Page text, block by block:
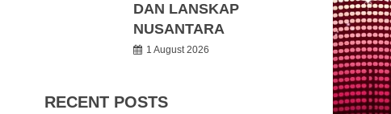
DAN LANSKAP
NUSANTARA
1 August 2026
RECENT POSTS